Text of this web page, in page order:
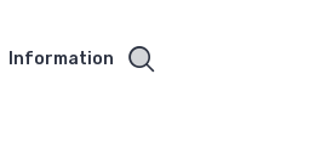
Information